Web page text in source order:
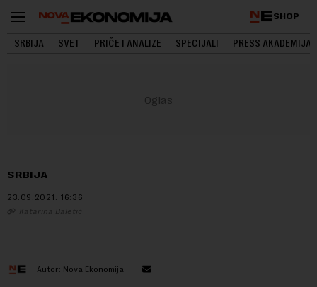
SHOP
SRBIJA SVET PRIČE I ANALIZE SPECIJALI PRESS AKADEMIJA
SRBIJA
23.09.2021. 16:36
Katarina Baletić
Autor: Nova Ekonomija